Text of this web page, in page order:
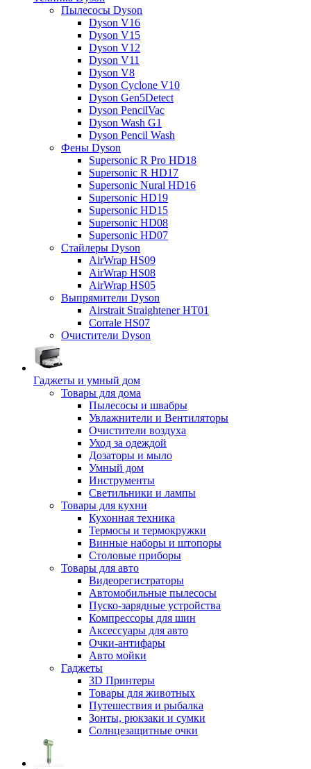
Пылесосы Dyson
Dyson V16
Dyson V15
Dyson V12
Dyson V11
Dyson V8
Dyson Cyclone V10
Dyson Gen5Detect
Dyson PencilVac
Dyson Wash G1
Dyson Pencil Wash
Фены Dyson
Supersonic R Pro HD18
Supersonic R HD17
Supersonic Nural HD16
Supersonic HD19
Supersonic HD15
Supersonic HD08
Supersonic HD07
Стайлеры Dyson
AirWrap HS09
AirWrap HS08
AirWrap HS05
Выпрямители Dyson
Airstrait Straightener HT01
Corrale HS07
Очистители Dyson
Гаджеты и умный дом
Товары для дома
Пылесосы и швабры
Увлажнители и Вентиляторы
Очистители воздуха
Уход за одеждой
Дозаторы и мыло
Умный дом
Инструменты
Светильники и лампы
Товары для кухни
Кухонная техника
Термосы и термокружки
Винные наборы и штопоры
Столовые приборы
Товары для авто
Видеорегистраторы
Автомобильные пылесосы
Пуско-зарядные устройства
Компрессоры для шин
Аксессуары для авто
Очки-антифары
Авто мойки
Гаджеты
3D Принтеры
Товары для животных
Путешествия и рыбалка
Зонты, рюкзаки и сумки
Солнцезащитные очки